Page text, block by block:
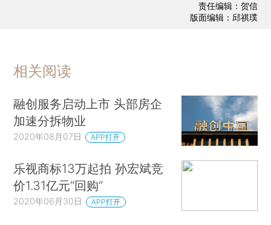
责任编辑：贺信
版面编辑：邱祺璞
相关阅读
融创服务启动上市 头部房企
加速分拆物业
2020年08月07日 APP打开
乐视商标13万起拍 孙宏斌竞
价1.31亿元“回购”
2020年06月30日 APP打开